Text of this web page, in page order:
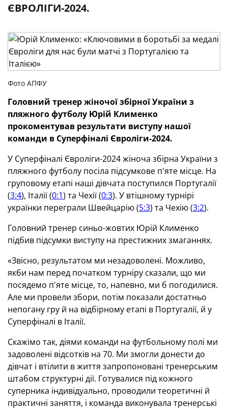
ЄВРОЛІГИ-2024.
Фото АПФУ
Головний тренер жіночої збірної України з
пляжного футболу Юрій Клименко
прокоментував результати виступу нашої
команди в Суперфіналі Євроліги-2024.
У Суперфіналі Євроліги-2024 жіноча збірна України з
пляжного футболу посіла підсумкове п'яте місце. На
груповому етапі наші дівчата поступился Португалії
(3:4), Італії (0:1) та Чехії (0:3). У втішному турнірі
українки переграли Швейцарію (5:3) та Чехію (3:2).
Головний тренер синьо-жовтих Юрій Клименко
підбив підсумки виступу на престижних змаганнях.
«Звісно, результатом ми незадоволені. Можливо,
якби нам перед початком турніру сказали, що ми
посядемо п'яте місце, то, напевно, ми б погодилися.
Але ми провели збори, потім показали достатньо
непогану гру й на відбірному етапі в Португалії, й у
Суперфіналі в Італії.
Скажімо так, діями команди на футбольному полі ми
задоволені відсотків на 70. Ми змогли донести до
дівчат і втілити в життя запропоновані тренерським
штабом структурні дії. Готувалися під кожного
суперника індивідуально, проводили теоретичні й
практичні заняття, і команда виконувала тренерські